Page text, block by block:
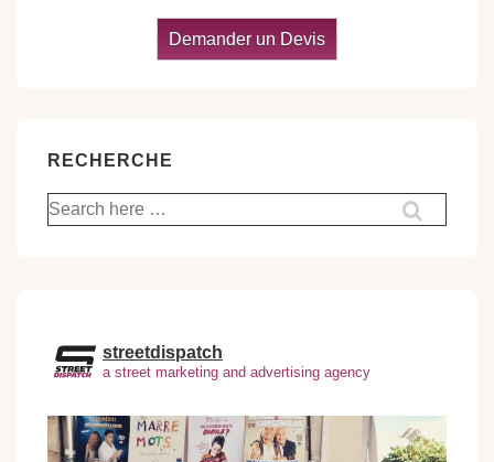
Demander un Devis
RECHERCHE
Recherche
pour:
streetdispatch
a street marketing and advertising agency